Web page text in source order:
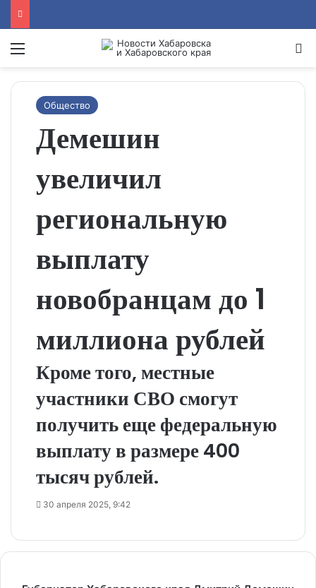
Menu
Общество
Демешин
увеличил
региональную
выплату
новобранцам до 1
миллиона рублей
Кроме того, местные
участники СВО смогут
получить еще федеральную
выплату в размере 400
тысяч рублей.
30 апреля 2025, 9:42